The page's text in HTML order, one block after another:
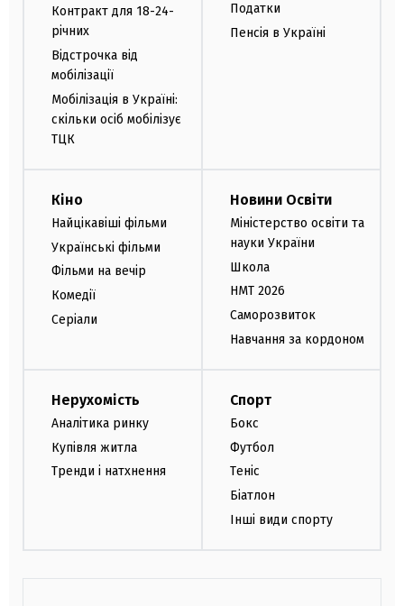
Контракт для 18-24-
річних
Відстрочка від
мобілізації
Мобілізація в Україні:
скільки осіб мобілізує
ТЦК
Податки
Пенсія в Україні
Кіно
Найцікавіші фільми
Українські фільми
Фільми на вечір
Комедії
Серіали
Новини Освіти
Міністерство освіти та
науки України
Школа
НМТ 2026
Саморозвиток
Навчання за кордоном
Нерухомість
Аналітика ринку
Купівля житла
Тренди і натхнення
Спорт
Бокс
Футбол
Теніс
Біатлон
Інші види спорту